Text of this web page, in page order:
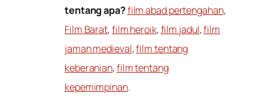
tentang apa?film abad pertengahan,
Film Barat,film heroik,film jadul,film
jaman medieval,film tentang
keberanian,film tentang
kepemimpinan.